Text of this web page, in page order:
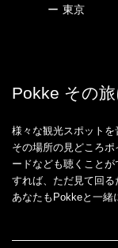
ー 東京
Pokke その旅
様々な観光スポットを
その場所の見どころ
ードなども聴くこと
すれば、ただ見て回る
あなたもPokkeと一緒